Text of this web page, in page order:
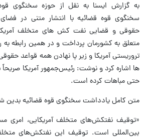
به گزارش ایسنا به نقل از حوزه سخنگوی
سخنگوی قوه قضائیه با انتشار متنی در
حقوقی و قضایی نفت کش های متخلف
متعلق به کشورمان پرداخت و در همین رابطه به
تروریستی آمریکا و زیر پا نهادن همه قواعد
ها اشاره کرد و نوشت: رئیس‌جمهور آمریکا صریحاً
حتی مباهات کرده است.
متن کامل یادداشت سخنگوی قوه قضائیه
«توقیف نفتکش‌های متخلف آمریکایی، امری
بین‌المللی است. توقیف این نفتکش‌های